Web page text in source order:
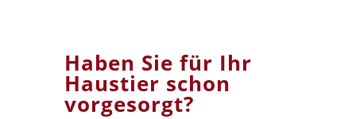
Haben Sie für Ihr
Haustier schon
vorgesorgt?